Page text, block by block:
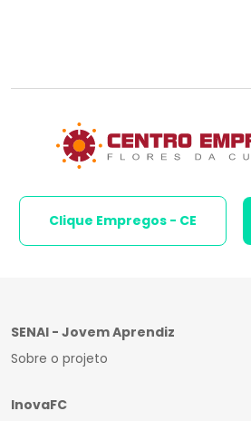
Clique Empregos - CE
SENAI - Jovem Aprendiz
Sobre o projeto
InovaFC